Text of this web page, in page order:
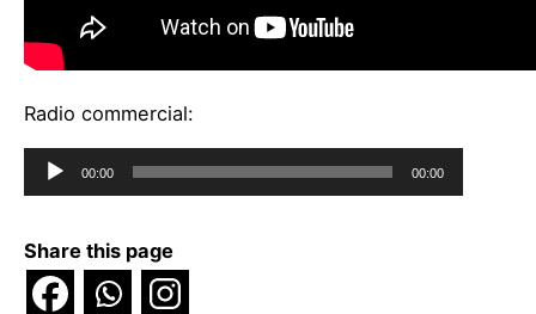
Radio commercial:
Audio
Player
00:00 00:00
Share this page